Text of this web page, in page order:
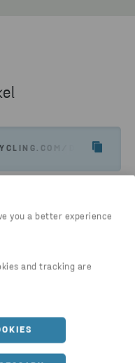
you a better experience
and tracking are
DA/
i